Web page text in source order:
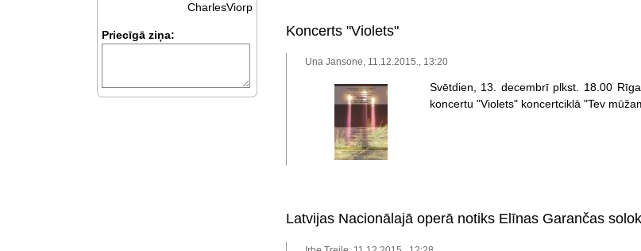
Koncerts "Violets"
Una Jansone, 11.12.2015., 13:20
Svētdien, 13. decembrī plkst. 18.00
koncertu "Violets" koncertciklā "Tev
Latvijas Nacionālajā operā notiks Elīnas Garančas
CharlesViorp
Priecīgā ziņa: